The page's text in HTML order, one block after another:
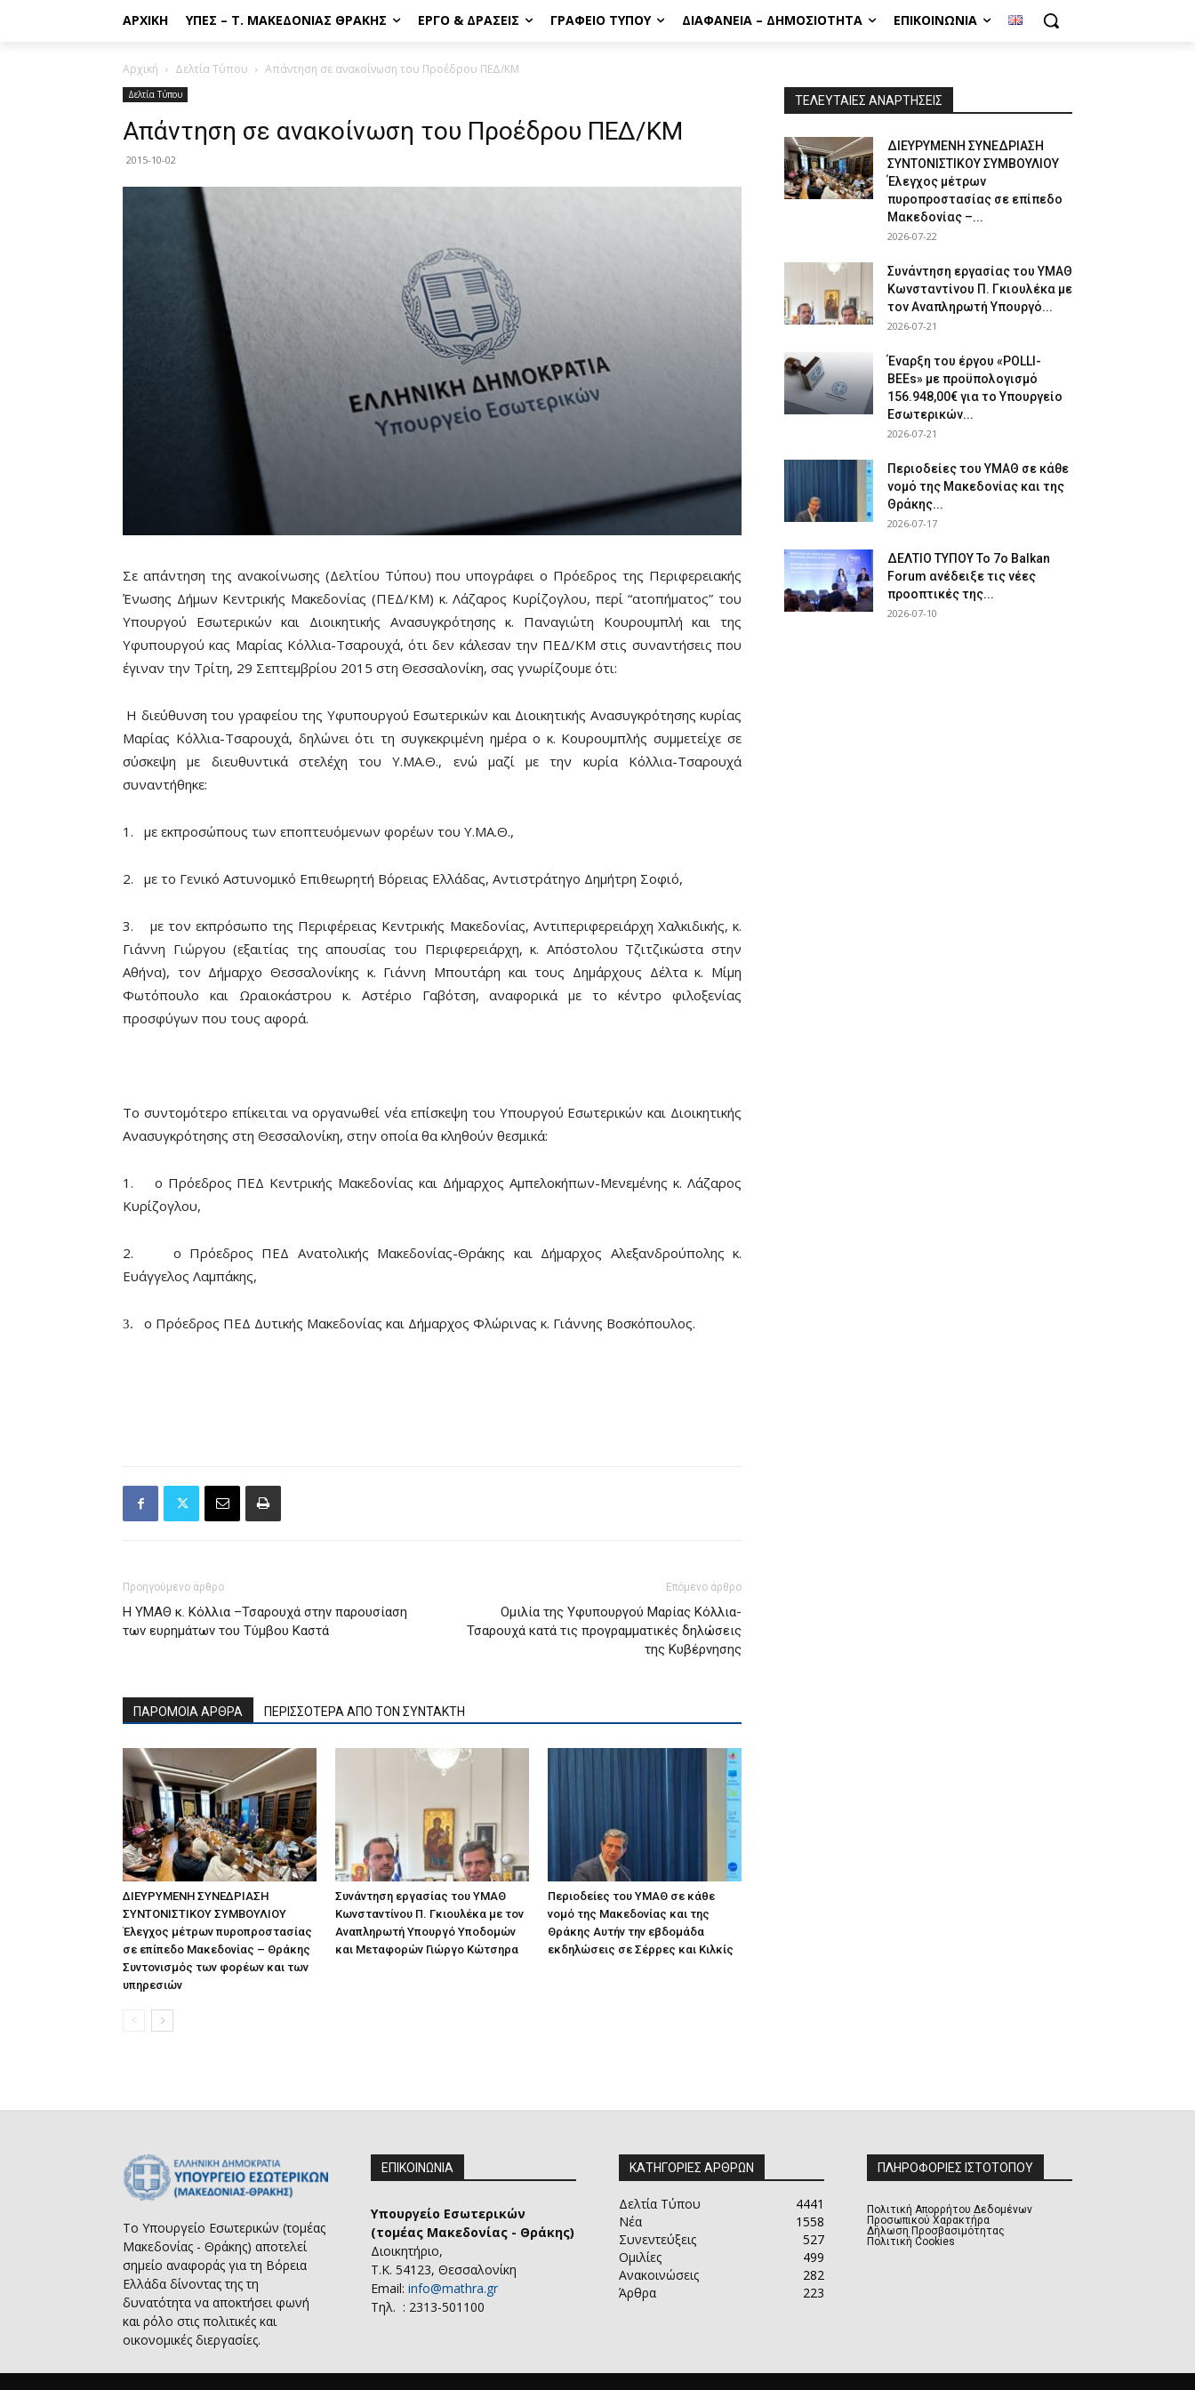
ΑΡΧΙΚΉ ΥΠΕΣ – Τ. ΜΑΚΕΔΟΝΊΑΣ ΘΡΆΚΗΣ ΈΡΓΟ & ΔΡΆΣΕΙΣ ΓΡΑΦΕΊΟ ΤΎΠΟΥ ΔΙΑΦΆΝΕΙΑ – ΔΗΜΟΣΙΌΤΗΤΑ ΕΠΙΚΟΙΝΩΝΊΑ
Αρχική Δελτία Τύπου Απάντηση σε ανακοίνωση του Προέδρου ΠΕΔ/ΚΜ
Δελτία Τύπου
Απάντηση σε ανακοίνωση του Προέδρου ΠΕΔ/ΚΜ
2015-10-02
Σε απάντηση της ανακοίνωσης (Δελτίου Τύπου) που υπογράφει ο Πρόεδρος της Περιφερειακής
Ένωσης Δήμων Κεντρικής Μακεδονίας (ΠΕΔ/ΚΜ) κ. Λάζαρος Κυρίζογλου, περί “ατοπήματος” του
Υπουργού Εσωτερικών και Διοικητικής Ανασυγκρότησης κ. Παναγιώτη Κουρουμπλή και της
Υφυπουργού κας Μαρίας Κόλλια-Τσαρουχά, ότι δεν κάλεσαν την ΠΕΔ/ΚΜ στις συναντήσεις που
έγιναν την Τρίτη, 29 Σεπτεμβρίου 2015 στη Θεσσαλονίκη, σας γνωρίζουμε ότι:
Η διεύθυνση του γραφείου της Υφυπουργού Εσωτερικών και Διοικητικής Ανασυγκρότησης κυρίας
Μαρίας Κόλλια-Τσαρουχά, δηλώνει ότι τη συγκεκριμένη ημέρα ο κ. Κουρουμπλής συμμετείχε σε
σύσκεψη με διευθυντικά στελέχη του Υ.ΜΑ.Θ., ενώ μαζί με την κυρία Κόλλια-Τσαρουχά
συναντήθηκε:
1. με εκπροσώπους των εποπτευόμενων φορέων του Υ.ΜΑ.Θ.,
2. με το Γενικό Αστυνομικό Επιθεωρητή Βόρειας Ελλάδας, Αντιστράτηγο Δημήτρη Σοφιό,
3.
με τον εκπρόσωπο της Περιφέρειας Κεντρικής Μακεδονίας, Αντιπεριφερειάρχη Χαλκιδικής, κ.
Γιάννη Γιώργου (εξαιτίας της απουσίας του Περιφερειάρχη, κ. Απόστολου Τζιτζικώστα στην
Αθήνα), τον Δήμαρχο Θεσσαλονίκης κ. Γιάννη Μπουτάρη και τους Δημάρχους Δέλτα κ. Μίμη
Φωτόπουλο και Ωραιοκάστρου κ. Αστέριο Γαβότση, αναφορικά με το κέντρο φιλοξενίας
προσφύγων που τους αφορά.
Το συντομότερο επίκειται να οργανωθεί νέα επίσκεψη του Υπουργού Εσωτερικών και Διοικητικής
Ανασυγκρότησης στη Θεσσαλονίκη, στην οποία θα κληθούν θεσμικά:
1.
ο Πρόεδρος ΠΕΔ Κεντρικής Μακεδονίας και Δήμαρχος Αμπελοκήπων-Μενεμένης κ. Λάζαρος
Κυρίζογλου,
2.
ο Πρόεδρος ΠΕΔ Ανατολικής Μακεδονίας-Θράκης και Δήμαρχος Αλεξανδρούπολης κ.
Ευάγγελος Λαμπάκης,
3. ο Πρόεδρος ΠΕΔ Δυτικής Μακεδονίας και Δήμαρχος Φλώρινας κ. Γιάννης Βοσκόπουλος.
Προηγούμενο άρθρο
Η ΥΜΑΘ κ. Κόλλια –Τσαρουχά στην παρουσίαση
των ευρημάτων του Τύμβου Καστά
Επόμενο άρθρο
Ομιλία της Υφυπουργού Μαρίας Κόλλια-
Τσαρουχά κατά τις προγραμματικές δηλώσεις
της Κυβέρνησης
ΠΑΡΟΜΟΙΑ ΑΡΘΡΑ ΠΕΡΙΣΣΟΤΕΡΑ ΑΠΟ ΤΟΝ ΣΥΝΤΑΚΤΗ
ΔΙΕΥΡΥΜΕΝΗ ΣΥΝΕΔΡΙΑΣΗ
ΣΥΝΤΟΝΙΣΤΙΚΟΥ ΣΥΜΒΟΥΛΙΟΥ
Έλεγχος μέτρων πυροπροστασίας
σε επίπεδο Μακεδονίας – Θράκης
Συντονισμός των φορέων και των
υπηρεσιών
Συνάντηση εργασίας του ΥΜΑΘ
Κωνσταντίνου Π. Γκιουλέκα με τον
Αναπληρωτή Υπουργό Υποδομών
και Μεταφορών Γιώργο Κώτσηρα
Περιοδείες του ΥΜΑΘ σε κάθε
νομό της Μακεδονίας και της
Θράκης Αυτήν την εβδομάδα
εκδηλώσεις σε Σέρρες και Κιλκίς
ΤΕΛΕΥΤΑΙΕΣ ΑΝΑΡΤΗΣΕΙΣ
ΔΙΕΥΡΥΜΕΝΗ ΣΥΝΕΔΡΙΑΣΗ
ΣΥΝΤΟΝΙΣΤΙΚΟΥ ΣΥΜΒΟΥΛΙΟΥ
Έλεγχος μέτρων
πυροπροστασίας σε επίπεδο
Μακεδονίας –...
2026-07-22
Συνάντηση εργασίας του ΥΜΑΘ
Κωνσταντίνου Π. Γκιουλέκα με
τον Αναπληρωτή Υπουργό...
2026-07-21
Έναρξη του έργου «POLLI-
BEEs» με προϋπολογισμό
156.948,00€ για το Υπουργείο
Εσωτερικών...
2026-07-21
Περιοδείες του ΥΜΑΘ σε κάθε
νομό της Μακεδονίας και της
Θράκης...
2026-07-17
ΔΕΛΤΙΟ ΤΥΠΟΥ Το 7ο Balkan
Forum ανέδειξε τις νέες
προοπτικές της...
2026-07-10
Το Υπουργείο Εσωτερικών (τομέας
Μακεδονίας - Θράκης) αποτελεί
σημείο αναφοράς για τη Βόρεια
Ελλάδα δίνοντας της τη
δυνατότητα να αποκτήσει φωνή
και ρόλο στις πολιτικές και
οικονομικές διεργασίες.
ΕΠΙΚΟΙΝΩΝΙΑ
Υπουργείο Εσωτερικών
(τομέας Μακεδονίας - Θράκης)
Διοικητήριο,
Τ.Κ. 54123, Θεσσαλονίκη
Email: info@mathra.gr
Τηλ. : 2313-501100
ΚΑΤΗΓΟΡΙΕΣ ΑΡΘΡΩΝ
Δελτία Τύπου
4441
Νέα
1558
Συνεντεύξεις
527
Ομιλίες
499
Ανακοινώσεις
282
Άρθρα
223
ΠΛΗΡΟΦΟΡΙΕΣ ΙΣΤΟΤΟΠΟΥ
Πολιτική Απορρήτου Δεδομένων
Προσωπικού Χαρακτήρα
Δήλωση Προσβασιμότητας
Πολιτική Cookies